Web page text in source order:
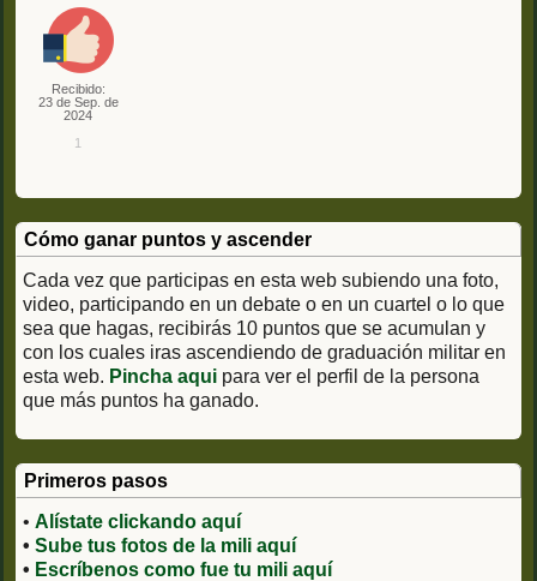
Recibido:
23 de Sep. de
2024
1
Cómo ganar puntos y ascender
Cada vez que participas en esta web subiendo una foto,
video, participando en un debate o en un cuartel o lo que
sea que hagas, recibirás 10 puntos que se acumulan y
con los cuales iras ascendiendo de graduación militar en
esta web. Pincha aqui para ver el perfil de la persona
que más puntos ha ganado.
Primeros pasos
• Alístate clickando aquí
• Sube tus fotos de la mili aquí
• Escríbenos como fue tu mili aquí